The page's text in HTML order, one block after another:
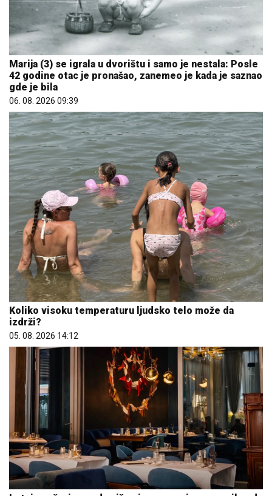
Marija (3) se igrala u dvorištu i samo je nestala: Posle
42 godine otac je pronašao, zanemeo je kada je saznao
gde je bila
06. 08. 2026 09:39
Koliko visoku temperaturu ljudsko telo može da
izdrži?
05. 08. 2026 14:12